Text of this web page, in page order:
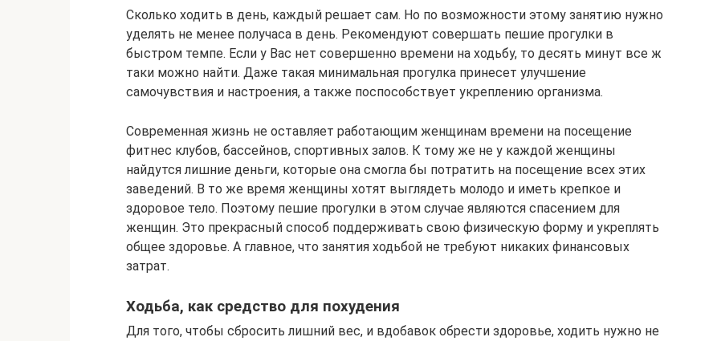
Сколько ходить в день, каждый решает сам. Но по возможности этому занятию нужно
уделять не менее получаса в день. Рекомендуют совершать пешие прогулки в
быстром темпе. Если у Вас нет совершенно времени на ходьбу, то десять минут все ж
таки можно найти. Даже такая минимальная прогулка принесет улучшение
самочувствия и настроения, а также поспособствует укреплению организма.
Современная жизнь не оставляет работающим женщинам времени на посещение
фитнес клубов, бассейнов, спортивных залов. К тому же не у каждой женщины
найдутся лишние деньги, которые она смогла бы потратить на посещение всех этих
заведений. В то же время женщины хотят выглядеть молодо и иметь крепкое и
здоровое тело. Поэтому пешие прогулки в этом случае являются спасением для
женщин. Это прекрасный способ поддерживать свою физическую форму и укреплять
общее здоровье. А главное, что занятия ходьбой не требуют никаких финансовых
затрат.
Ходьба, как средство для похудения
Для того, чтобы сбросить лишний вес, и вдобавок обрести здоровье, ходить нужно не